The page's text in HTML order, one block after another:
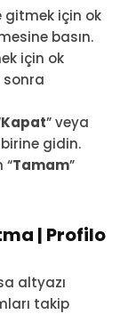
gitmek için ok
basın.
için ok
sonra
Kapat” veya
gidin.
“Tamam”
| Profilo
altyazı
takip